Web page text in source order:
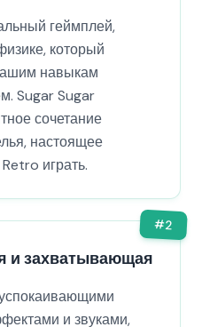
геймплей,
который
навыкам
Sugar Sugar
сочетание
настоящее
играть.
#2
и захватывающая
и звуками,